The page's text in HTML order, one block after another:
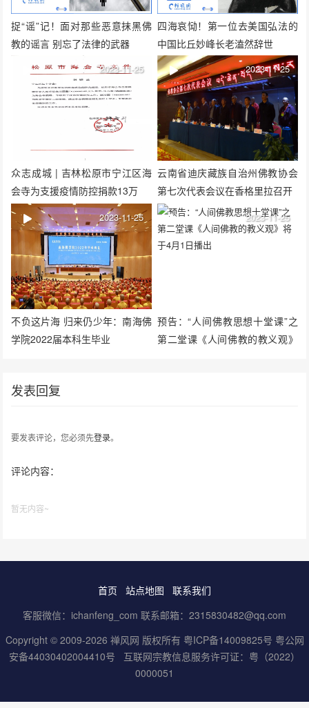
捉“谣”记！面对那些恶意抹黑佛
教的谣言 别忘了法律的武器
四海哀恸！第一位去美国弘法的
中国比丘妙峰长老溘然辞世
众志成城 | 吉林松原市宁江区海
会寺为支援疫情防控捐款13万
2023-11-25
云南省迪庆藏族自治州佛教协会
第七次代表会议在香格里拉召开
2023-11-25
不负这片海 归来仍少年：南海佛
学院2022届本科生毕业
2023-11-25
预告：“人间佛教思想十堂课”之
第二堂课《人间佛教的教义观》
2023-11-25
发表回复
要发表评论，您必须先登录。
评论内容：
暂无内容~
首页 站点地图
联系我们
客服微信：ichanfeng_com 联系邮箱：2315830482@qq.com
Copyright © 2009-2026 禅风网 版权所有 粤ICP备14009825号 粤公网
安备44030402004410号
互联网宗教信息服务许可证：粤（2022）
0000051